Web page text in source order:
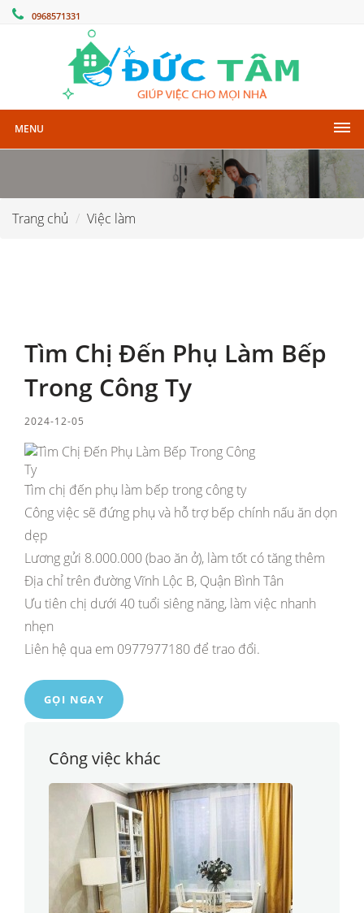
0968571331
MENU
Trang chủ Việc làm
Tìm Chị Đến Phụ Làm Bếp
Trong Công Ty
2024-12-05
Tìm chị đến phụ làm bếp trong công ty
Công việc sẽ đứng phụ và hỗ trợ bếp chính nấu ăn dọn
dẹp
Lương gửi 8.000.000 (bao ăn ở), làm tốt có tăng thêm
Địa chỉ trên đường Vĩnh Lộc B, Quận Bình Tân
Ưu tiên chị dưới 40 tuổi siêng năng, làm việc nhanh
nhẹn
Liên hệ qua em 0977977180 để trao đổi.
GỌI NGAY
Công việc khác